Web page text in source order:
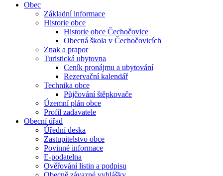
Obec
Základní informace
Historie obce
Historie obce Čechočovice
Obecná škola v Čechočovicích
Znak a prapor
Turistická ubytovna
Ceník pronájmu a ubytování
Rezervační kalendář
Technika obce
Půjčování štěpkovače
Územní plán obce
Profil zadavatele
Obecní úřad
Úřední deska
Zastupitelstvo obce
Povinné informace
E-podatelna
Ověřování listin a podpisu